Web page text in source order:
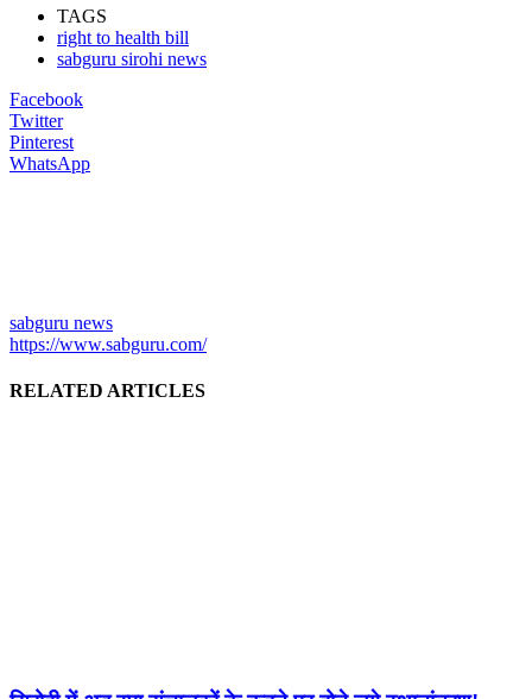
TAGS
right to health bill
sabguru sirohi news
Facebook
Twitter
Pinterest
WhatsApp
sabguru news
https://www.sabguru.com/
RELATED ARTICLES